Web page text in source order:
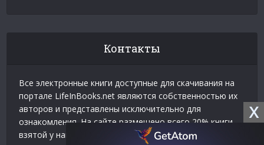
X
Контакты
Все электронные книги доступные для скачивания на
портале LifeInBooks.net являются собственностью их
авторов и представлены исключительно для
ознакомления. На сайте размещено всего 20% книги
взятой у нашего партнера
Официальное разрешение